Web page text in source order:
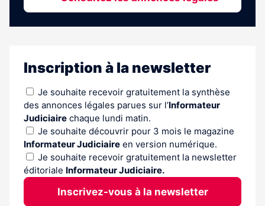
Inscription à la newsletter
Je souhaite recevoir gratuitement la synthèse
des annonces légales parues sur l’Informateur
Judiciaire chaque lundi matin.
Je souhaite découvrir pour 3 mois le magazine
Informateur Judiciaire en version numérique.
Je souhaite recevoir gratuitement la newsletter
éditoriale Informateur Judiciaire.
Inscrivez-vous à la newsletter